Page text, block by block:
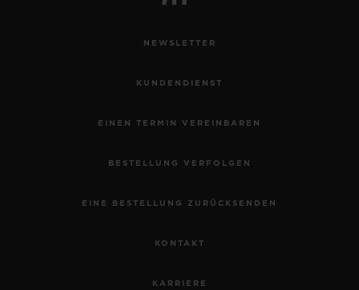
NEWSLETTER
KUNDENDIENST
EINEN TERMIN VEREINBAREN
BESTELLUNG VERFOLGEN
EINE BESTELLUNG ZURÜCKSENDEN
KONTAKT
KARRIERE